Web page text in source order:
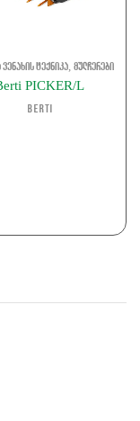
ტექნიკა, მულჩერები
PICKER/L
Berti